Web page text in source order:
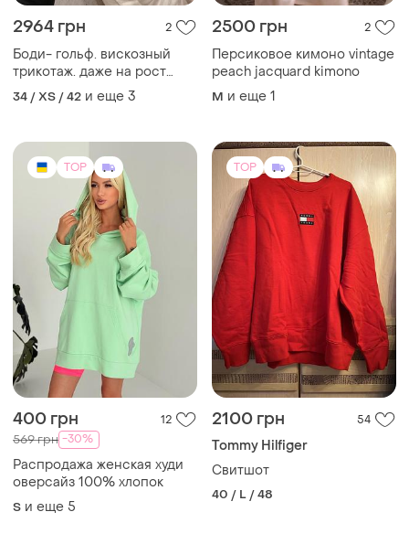
2964 грн 2
Боди- гольф. вискозный
трикотаж. даже на рост
147см)
34 / XS / 42 и еще 3
2500 грн 2
Персиковое кимоно vintage
peach jacquard kimono
M и еще 1
TOP
400 грн 12
569 грн -30%
Распродажа женская худи
оверсайз 100% хлопок
S и еще 5
TOP
2100 грн 54
Tommy Hilfiger
Свитшот
40 / L / 48